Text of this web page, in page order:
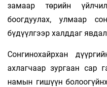
замаар төрийн
боогдуулах, улмаар
бүдүүлгээр халддаг
Сонгинохайрхан
ахлагчаар зургаан сар
намын гишүүн